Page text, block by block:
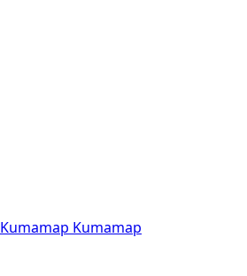
Kumamap Kumamap